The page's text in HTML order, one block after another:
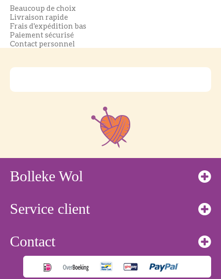
Beaucoup de choix
Livraison rapide
Frais d'expédition bas
Paiement sécurisé
Contact personnel
Bolleke Wol
Service client
Contact